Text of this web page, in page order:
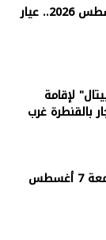
سعر الذهب اليوم الجمعة 7 أغسطس 2026.. عيار
لإقامة
بالقنطرة غرب
استقرار سعر الأسمنت اليوم الجمعة 7 أغسطس